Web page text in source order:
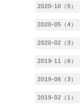
2020-10（5）
2020-05（4）
2020-02（3）
2019-11（6）
2019-06（3）
2019-02（1）